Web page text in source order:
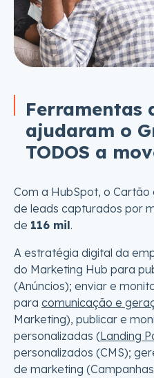
Ferramentas
ajudaram o
TODOS a
Com a HubSpot, o Cartão
de leads capturados por
de 116 mil.
A estratégia digital da
do Marketing Hub para
(Anúncios); enviar e
para comunicação e
Marketing), publicar e
personalizadas (Landing
personalizados (CMS);
de marketing